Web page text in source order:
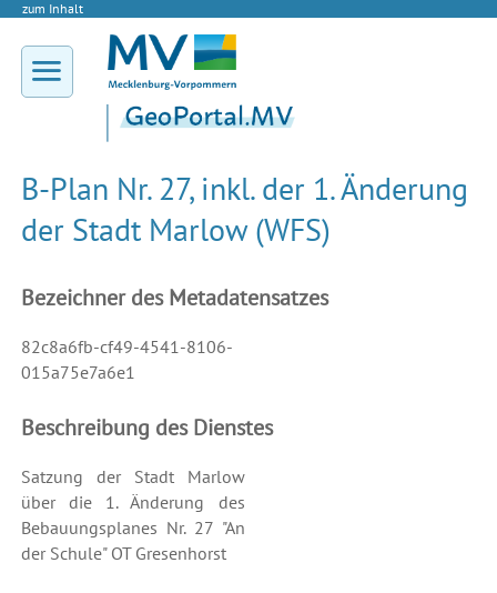
zum Inhalt
B-Plan Nr. 27, inkl. der 1. Änderung
der Stadt Marlow (WFS)
Bezeichner des Metadatensatzes
82c8a6fb-cf49-4541-8106-
015a75e7a6e1
Beschreibung des Dienstes
Satzung der Stadt Marlow
über die 1. Änderung des
Bebauungsplanes Nr. 27 "An
der Schule" OT Gresenhorst